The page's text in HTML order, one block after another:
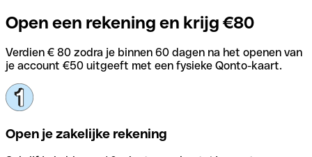
Open een rekening en krijg €80
Verdien € 80 zodra je binnen 60 dagen na het openen van
je account €50 uitgeeft met een fysieke Qonto-kaart.
Open je zakelijke rekening